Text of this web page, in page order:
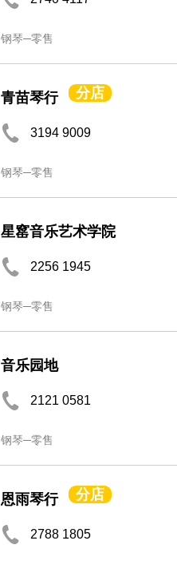
钢琴─零售
青苗琴行 分店
3194 9009
钢琴─零售
星窰音乐艺术学院
2256 1945
钢琴─零售
音乐园地
2121 0581
钢琴─零售
恩雨琴行 分店
2788 1805